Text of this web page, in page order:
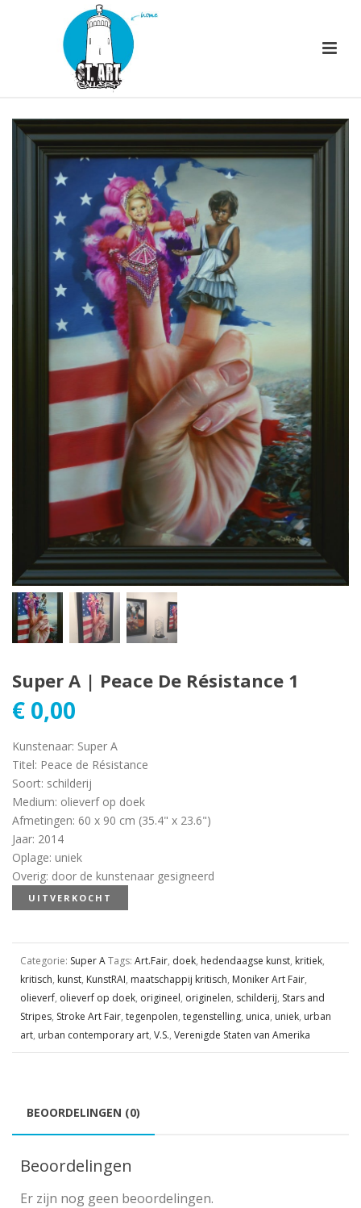
Super A | Peace De Résistance 1
€ 0,00
Kunstenaar: Super A
Titel: Peace de Résistance
Soort: schilderij
Medium: olieverf op doek
Afmetingen: 60 x 90 cm (35.4" x 23.6")
Jaar: 2014
Oplage: uniek
Overig: door de kunstenaar gesigneerd
UITVERKOCHT
Categorie: Super ATags: Art.Fair, doek, hedendaagse kunst, kritiek,
kritisch, kunst, KunstRAI, maatschappij kritisch, Moniker Art Fair,
olieverf, olieverf op doek, origineel, originelen, schilderij, Stars and
Stripes, Stroke Art Fair, tegenpolen, tegenstelling, unica, uniek, urban
art, urban contemporary art, V.S., Verenigde Staten van Amerika
BEOORDELINGEN (0)
Beoordelingen
Er zijn nog geen beoordelingen.